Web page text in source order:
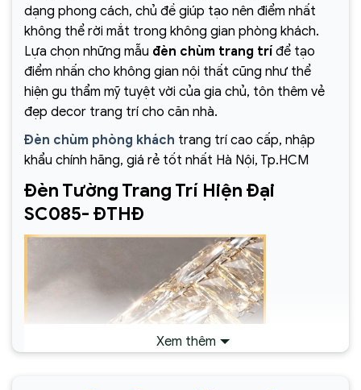
dạng phong cách, chủ đề giúp tạo nên điểm nhất
không thể rời mắt trong không gian phòng khách.
Lựa chọn những mẫu đèn chùm trang trí để tạo
điểm nhấn cho không gian nội thất cũng như thể
hiện gu thẩm mỹ tuyệt vời của gia chủ, tôn thêm vẻ
đẹp decor trang trí cho căn nhà.
Đèn chùm phòng khách trang trí cao cấp, nhập
khẩu chính hãng, giá rẻ tốt nhất Hà Nội, Tp.HCM
Đèn Tường Trang Trí Hiện Đại
SC085- ĐTHĐ
Xem thêm